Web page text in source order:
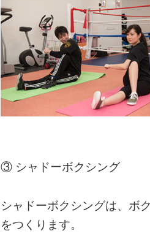
③ シャドーボクシング
シャドーボクシングは、ボ
をつくります。